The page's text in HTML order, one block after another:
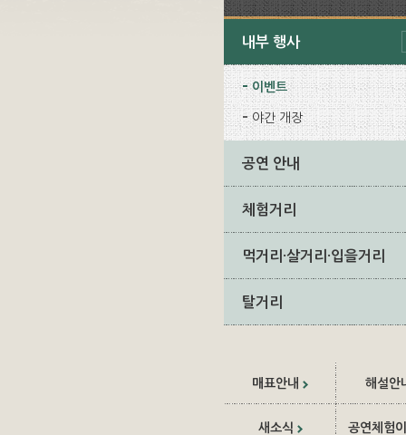
내부 행사
이벤트
야간 개장
공연 안내
체험거리
먹거리·살거리·입을거리
탈거리
매표안내 해설안
새소식 공연체험